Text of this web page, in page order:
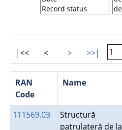
|<< < > >>|
RAN
Code
Name
111569.03
Structură
patrulateră de la